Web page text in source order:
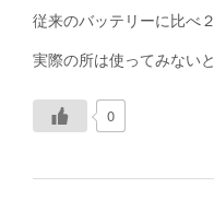
従来のバッテリーに比べ
実際の所は使ってみない
0